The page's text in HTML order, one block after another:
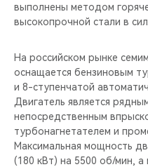
выполнены методом
высокопрочной стали в
На российском рынке
оснащается бензиновым
и 8-ступенчатой
Двигатель является
непосредственным
турбонагнетателем и
Максимальная мощность
(180 кВт) на 5500 об/мин,